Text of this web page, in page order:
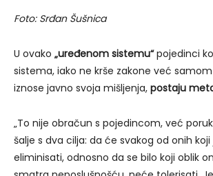
Foto: Srđan Šušnica
U ovako „uređenom sistemu“pojedinci
sistema, iako ne krše zakone već
iznose javno svoja mišljenja, postaju
„To nije obračun s pojedincom, već
šalje s dva cilja: da će svakog od onih
eliminisati, odnosno da se bilo koji oblik